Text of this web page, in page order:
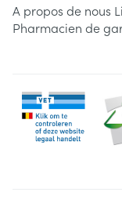
A propos de nous
Pharmacien de